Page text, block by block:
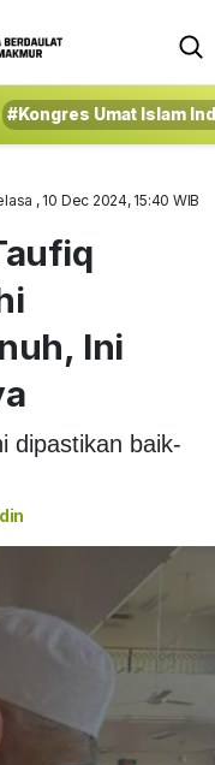
#Kongres Umat Islam
, 10 Dec 2024, 15:40 WIB
Ini
dipastikan baik-